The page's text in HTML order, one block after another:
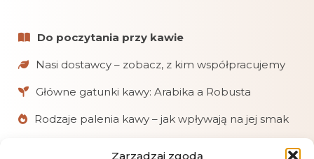
Zarządzaj zgodą
Do poczytania przy kawie
Nasi dostawcy – zobacz, z kim współpracujemy
Główne gatunki kawy: Arabika a Robusta
Rodzaje palenia kawy – jak wpływają na jej smak